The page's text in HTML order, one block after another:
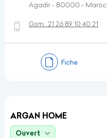
Agadir - 80000 - Maroc
Gsm: 21 26 89 10 40 21
Fiche
ARGAN HOME
Ouvert